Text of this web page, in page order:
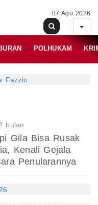
07 Agu 2026
POLHUKAM
bulan
Gila Bisa Rusak
Kenali Gejala
Penularannya